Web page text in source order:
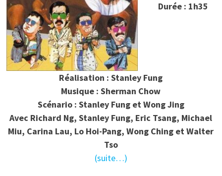
Durée : 1h35
Réalisation : Stanley Fung
Musique : Sherman Chow
Scénario : Stanley Fung et Wong Jing
Avec Richard Ng, Stanley Fung, Eric Tsang, Michael
Miu, Carina Lau, Lo Hoi-Pang, Wong Ching et Walter
Tso
(suite…)